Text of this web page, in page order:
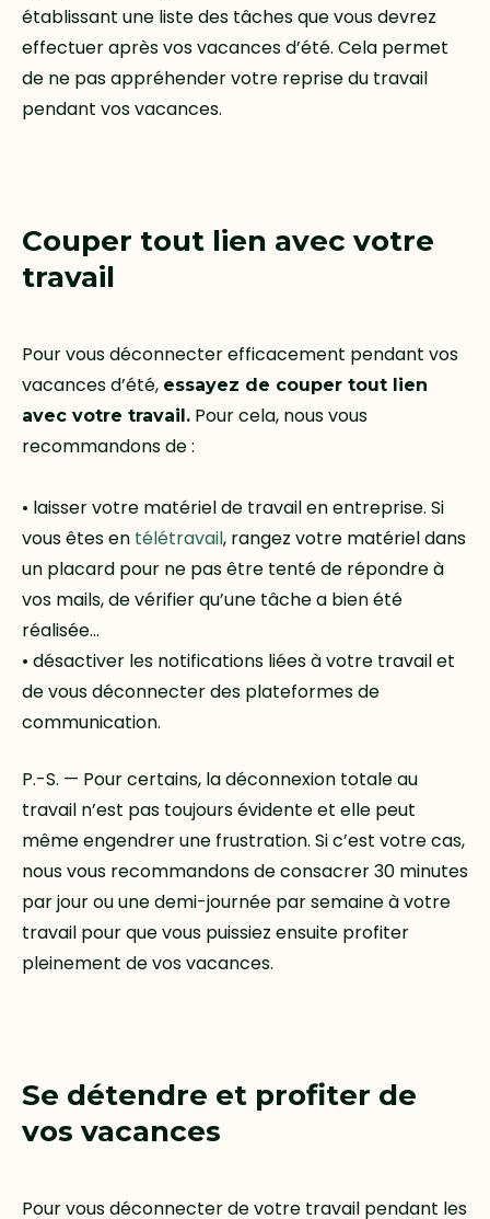
établissant une liste des tâches que vous devrez
effectuer après vos vacances d’été. Cela permet
de ne pas appréhender votre reprise du travail
pendant vos vacances.
Couper tout lien avec votre
travail
Pour vous déconnecter efficacement pendant vos
vacances d’été, essayez de couper tout lien
avec votre travail. Pour cela, nous vous
recommandons de :
• laisser votre matériel de travail en entreprise. Si
vous êtes en télétravail, rangez votre matériel dans
un placard pour ne pas être tenté de répondre à
vos mails, de vérifier qu’une tâche a bien été
réalisée…
• désactiver les notifications liées à votre travail et
de vous déconnecter des plateformes de
communication.
P.-S. — Pour certains, la déconnexion totale au
travail n’est pas toujours évidente et elle peut
même engendrer une frustration. Si c’est votre cas,
nous vous recommandons de consacrer 30 minutes
par jour ou une demi-journée par semaine à votre
travail pour que vous puissiez ensuite profiter
pleinement de vos vacances.
Se détendre et profiter de
vos vacances
Pour vous déconnecter de votre travail pendant les